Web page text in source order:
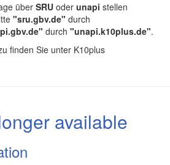
über SRU oder unapi stellen
"sru.gbv.de" durch
durch "unapi.k10plus.de".
finden Sie unter K10plus
available